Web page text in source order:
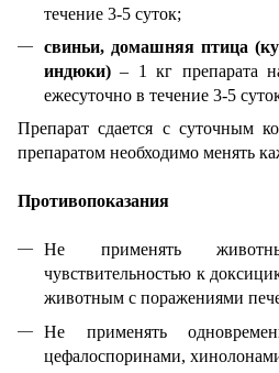
течение 3-5 суток;
свиньи, домашняя птица
индюки) – 1 кг препарата
ежесуточно в течение 3-5
Препарат сдается с суточным
препаратом необходимо менять
Противопоказания
Не применять
чувствительностью к
животным с поражениями
Не применять
цефалоспоринами,